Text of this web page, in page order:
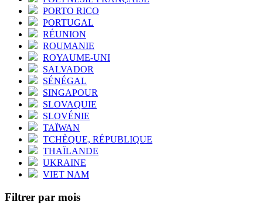
PORTO RICO
PORTUGAL
RÉUNION
ROUMANIE
ROYAUME-UNI
SALVADOR
SÉNÉGAL
SINGAPOUR
SLOVAQUIE
SLOVÉNIE
TAÏWAN
TCHÈQUE, RÉPUBLIQUE
THAÏLANDE
UKRAINE
VIET NAM
Filtrer par mois